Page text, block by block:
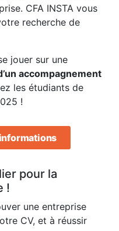
CFA INSTA vous
recherche de
jouer sur une
accompagnement
les étudiants de
!
pour la
!
une entreprise
CV, et à réussir